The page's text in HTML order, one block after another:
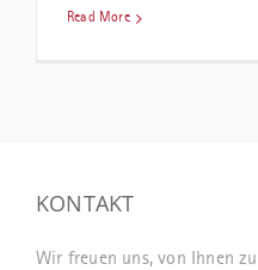
Read More
KONTAKT
Wir freuen uns, von Ihnen